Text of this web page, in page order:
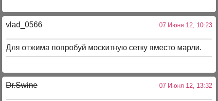
vlad_0566 07 Июня 12, 10:23
Для отжима попробуй москитную сетку вместо марли.
Dr.Swine 07 Июня 12, 13:32